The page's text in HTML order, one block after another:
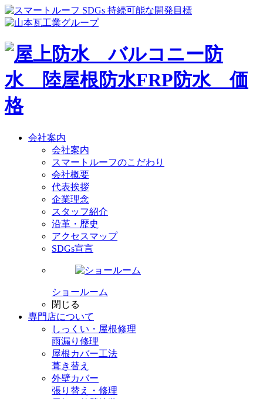
会社案内
会社案内
スマートルーフのこだわり
会社概要
代表挨拶
企業理念
スタッフ紹介
沿革・歴史
アクセスマップ
SDGs宣言
ショールーム
閉じる
専門店について
しっくい・屋根修理
雨漏り修理
屋根カバー工法
葺き替え
外壁カバー
張り替え・修理